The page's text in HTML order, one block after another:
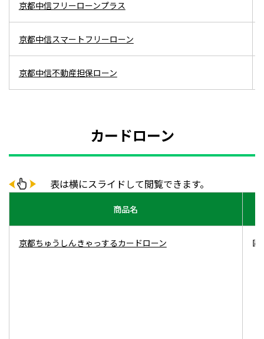
京都中信フリーローンプラス
京都中信スマートフリーローン
京都中信不動産担保ローン
カードローン
表は横にスライドして閲覧できます。
商品名
京都ちゅうしんきゃっするカードローン 固